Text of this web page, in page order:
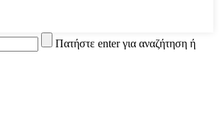
Πατήστε enter για αναζήτηση ή